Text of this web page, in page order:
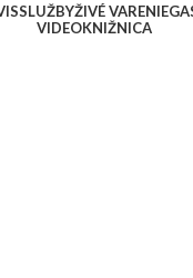
SLUŽBYŽIVÉ VARENIE
VIDEOKNIŽNICA